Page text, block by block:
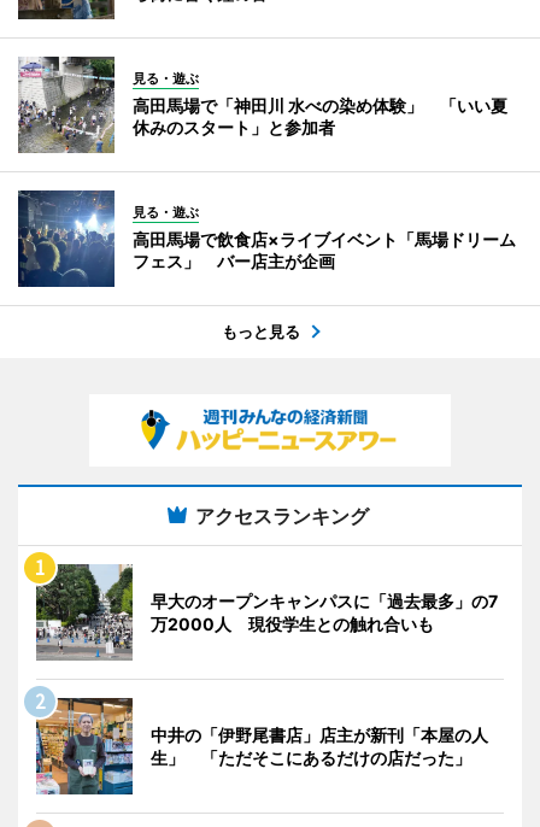
見る・遊ぶ
高田馬場で「神田川 水べの染め体験」 「いい夏
休みのスタート」と参加者
見る・遊ぶ
高田馬場で飲食店×ライブイベント「馬場ドリーム
フェス」 バー店主が企画
もっと見る
アクセスランキング
早大のオープンキャンパスに「過去最多」の7
万2000人 現役学生との触れ合いも
中井の「伊野尾書店」店主が新刊「本屋の人
生」 「ただそこにあるだけの店だった」